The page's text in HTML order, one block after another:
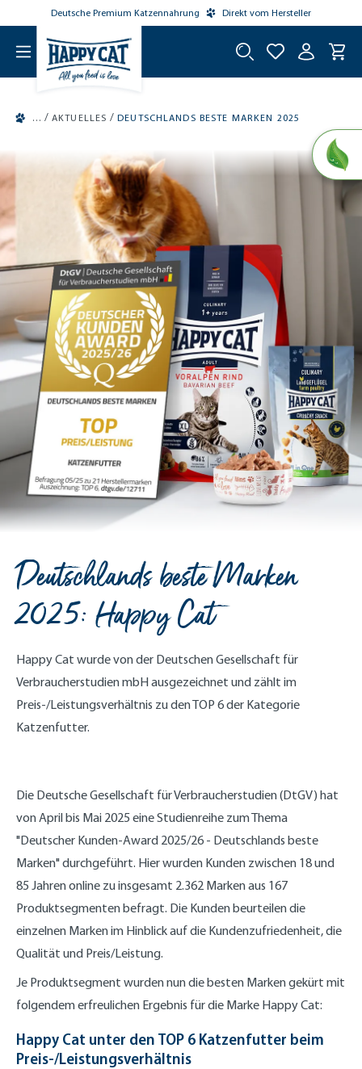
springen
Deutsche Premium Katzennahrung Direkt vom Hersteller
/ AKTUELLES / DEUTSCHLANDS BESTE MARKEN 2025
Deutschlands beste Marken
2025: Happy Cat
Happy Cat wurde von der Deutschen Gesellschaft für
Verbraucherstudien mbH ausgezeichnet und zählt im
Preis-/Leistungsverhältnis zu den TOP 6 der Kategorie
Katzenfutter.
Die Deutsche Gesellschaft für Verbraucherstudien (DtGV) hat
von April bis Mai 2025 eine Studienreihe zum Thema
"Deutscher Kunden-Award 2025/26 - Deutschlands beste
Marken" durchgeführt. Hier wurden Kunden zwischen 18 und
85 Jahren online zu insgesamt 2.362 Marken aus 167
Produktsegmenten befragt. Die Kunden beurteilen die
einzelnen Marken im Hinblick auf die Kundenzufriedenheit, die
Qualität und Preis/Leistung.
Je Produktsegment wurden nun die besten Marken gekürt mit
folgendem erfreulichen Ergebnis für die Marke Happy Cat:
Happy Cat unter den TOP 6 Katzenfutter beim
Preis-/Leistungsverhältnis